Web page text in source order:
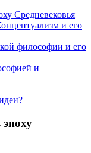
Средневековья
и его
философии и его
и